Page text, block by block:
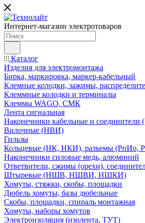
Интернет-магазин электротоваров
Каталог
Изделия для электромонтажа
Бирка, маркировка, маркер-кабельный
Клемные колодки, зажимы,
Клеммные колодки и терминалы
Клеммы WAGO, СМК
Лента сигнальная
Наконечники кабельные и соединители
Вилочные (НВИ)
Гильзы
Кольцевые (НК, НКИ), разъемы
Наконечники силовые медь, алюминий
Ответвители, сжимы (орехи),
Штыревые (НШВ, НШВИ, НШКИ)
Хомуты, стяжки, скобы, площадки
Дюбель хомуты, базы дюбельные
Скобы, площадки, спираль монтажная
Хомуты, наборы хомутов
Электроизоляция (изолента, ТУТ)